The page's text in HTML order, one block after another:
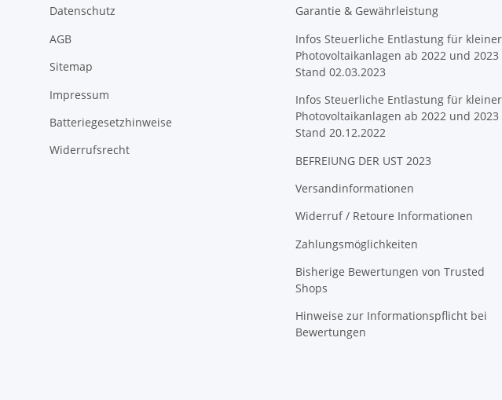
Datenschutz
AGB
Sitemap
Impressum
Batteriegesetzhinweise
Widerrufsrecht
Garantie & Gewährleistung
Infos Steuerliche Entlastung für
Photovoltaikanlagen ab 2022 und 2023
Stand 02.03.2023
Infos Steuerliche Entlastung für
Photovoltaikanlagen ab 2022 und 2023
Stand 20.12.2022
BEFREIUNG DER UST 2023
Versandinformationen
Widerruf / Retoure Informationen
Zahlungsmöglichkeiten
Bisherige Bewertungen von Trusted
Shops
Hinweise zur Informationspflicht bei
Bewertungen